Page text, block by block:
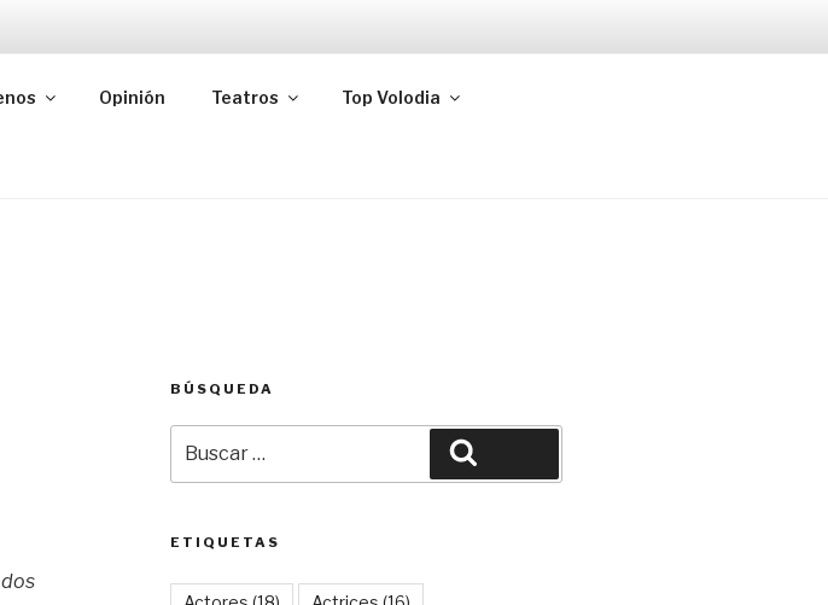
Opinión Teatros Top Volodia
BÚSQUEDA
por:
ETIQUETAS